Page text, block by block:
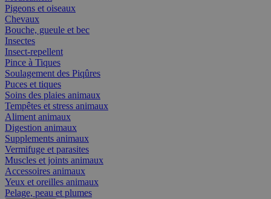
Pigeons et oiseaux
Chevaux
Bouche, gueule et bec
Insectes
Insect-repellent
Pince à Tiques
Soulagement des Piqûres
Puces et tiques
Soins des plaies animaux
Tempêtes et stress animaux
Aliment animaux
Digestion animaux
Supplements animaux
Vermifuge et parasites
Muscles et joints animaux
Accessoires animaux
Yeux et oreilles animaux
Pelage, peau et plumes